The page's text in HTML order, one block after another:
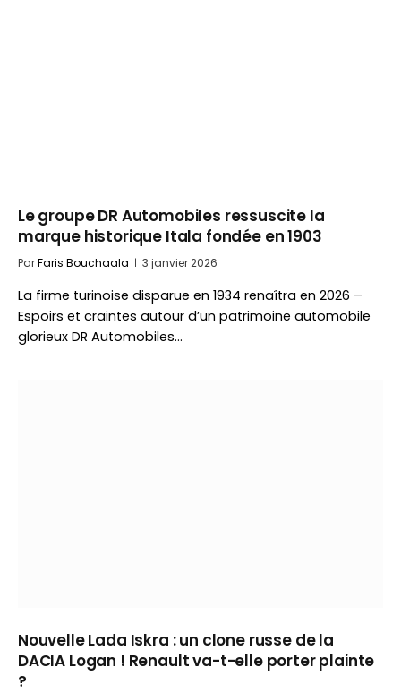
Le groupe DR Automobiles ressuscite la
marque historique Itala fondée en 1903
ParFaris Bouchaala 3 janvier 2026
La firme turinoise disparue en 1934 renaîtra en 2026 –
Espoirs et craintes autour d’un patrimoine automobile
glorieux DR Automobiles…
Nouvelle Lada Iskra : un clone russe de la
DACIA Logan ! Renault va-t-elle porter plainte
?